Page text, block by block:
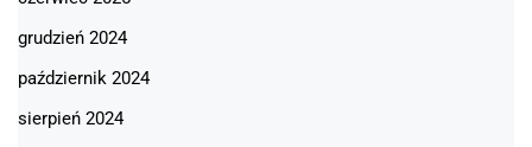
grudzień 2024
październik 2024
sierpień 2024